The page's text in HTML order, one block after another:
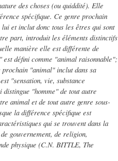
des choses (ou quiddité). Elle
spécifique. Ce genre prochain
et inclut donc tous les êtres qui sont
part, introduit les éléments distinctifs
manière elle est différente de
défini comme "animal raisonnable";
"animal" inclut dans sa
"sensation, vie, substance
"homme" de tout autre
animal et de tout autre genre sous-
la différence spécifique est
qui se trouvent dans la
gouvernement, de religion,
physique (C.N. BITTLE, The